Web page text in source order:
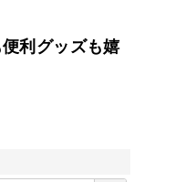
利グッズも嬉